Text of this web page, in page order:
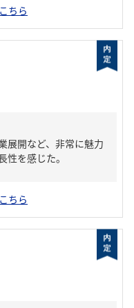
ちら
展開など、非常に魅力
を感じた。
ちら